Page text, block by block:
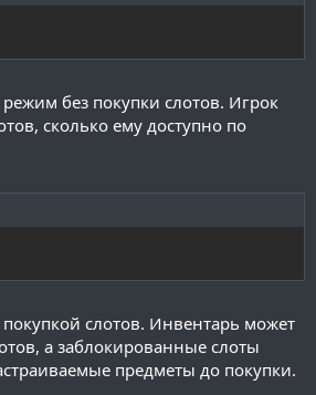
без покупки слотов. Игрок
сколько ему доступно по
слотов. Инвентарь может
а заблокированные слоты
предметы до покупки.